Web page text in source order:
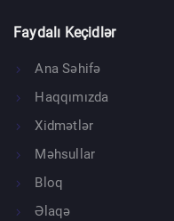
Faydalı Keçidlər
Ana Səhifə
Haqqımızda
Xidmətlər
Məhsullar
Bloq
Əlaqə